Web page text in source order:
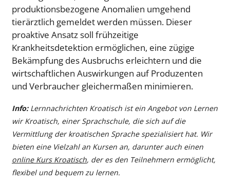
produktionsbezogene Anomalien umgehend
tierärztlich gemeldet werden müssen. Dieser
proaktive Ansatz soll frühzeitige
Krankheitsdetektion ermöglichen, eine zügige
Bekämpfung des Ausbruchs erleichtern und die
wirtschaftlichen Auswirkungen auf Produzenten
und Verbraucher gleichermaßen minimieren.
Info: Lernnachrichten Kroatisch ist ein Angebot von Lernen
wir Kroatisch, einer Sprachschule, die sich auf die
Vermittlung der kroatischen Sprache spezialisiert hat. Wir
bieten eine Vielzahl an Kursen an, darunter auch einen
online Kurs Kroatisch, der es den Teilnehmern ermöglicht,
flexibel und bequem zu lernen.